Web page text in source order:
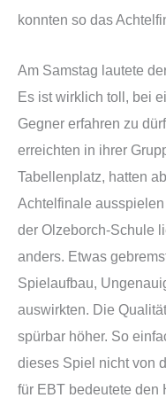
konnten so das
Am Samstag lautete
Es ist wirklich toll, bei
Gegner erfahren zu
erreichten in ihrer
Tabellenplatz, hatten
Achtelfinale
der Olzeborch-Schule
anders. Etwas
Spielaufbau,
auswirkten. Die
spürbar höher. So
dieses Spiel nicht von
für EBT bedeutete den